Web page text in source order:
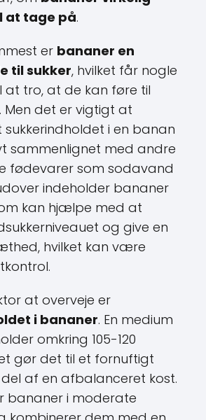
at tage på
er bananer en
til sukker
, hvilket får nogle
at tro, at de kan føre til
Men det er vigtigt at
i en banan
sammenlignet med andre
fødevarer som sodavand
indeholder bananer
kan hjælpe med at
og give en
hvilket kan være
at overveje er
i bananer
. En medium
omkring 105-120
gør det til et fornuftigt
del af en afbalanceret kost.
bananer i moderate
kombinerer dem med en